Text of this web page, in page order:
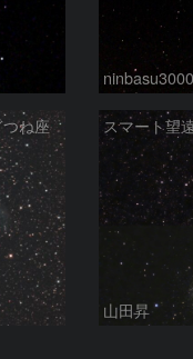
ninbasu3000
ね座
山田昇